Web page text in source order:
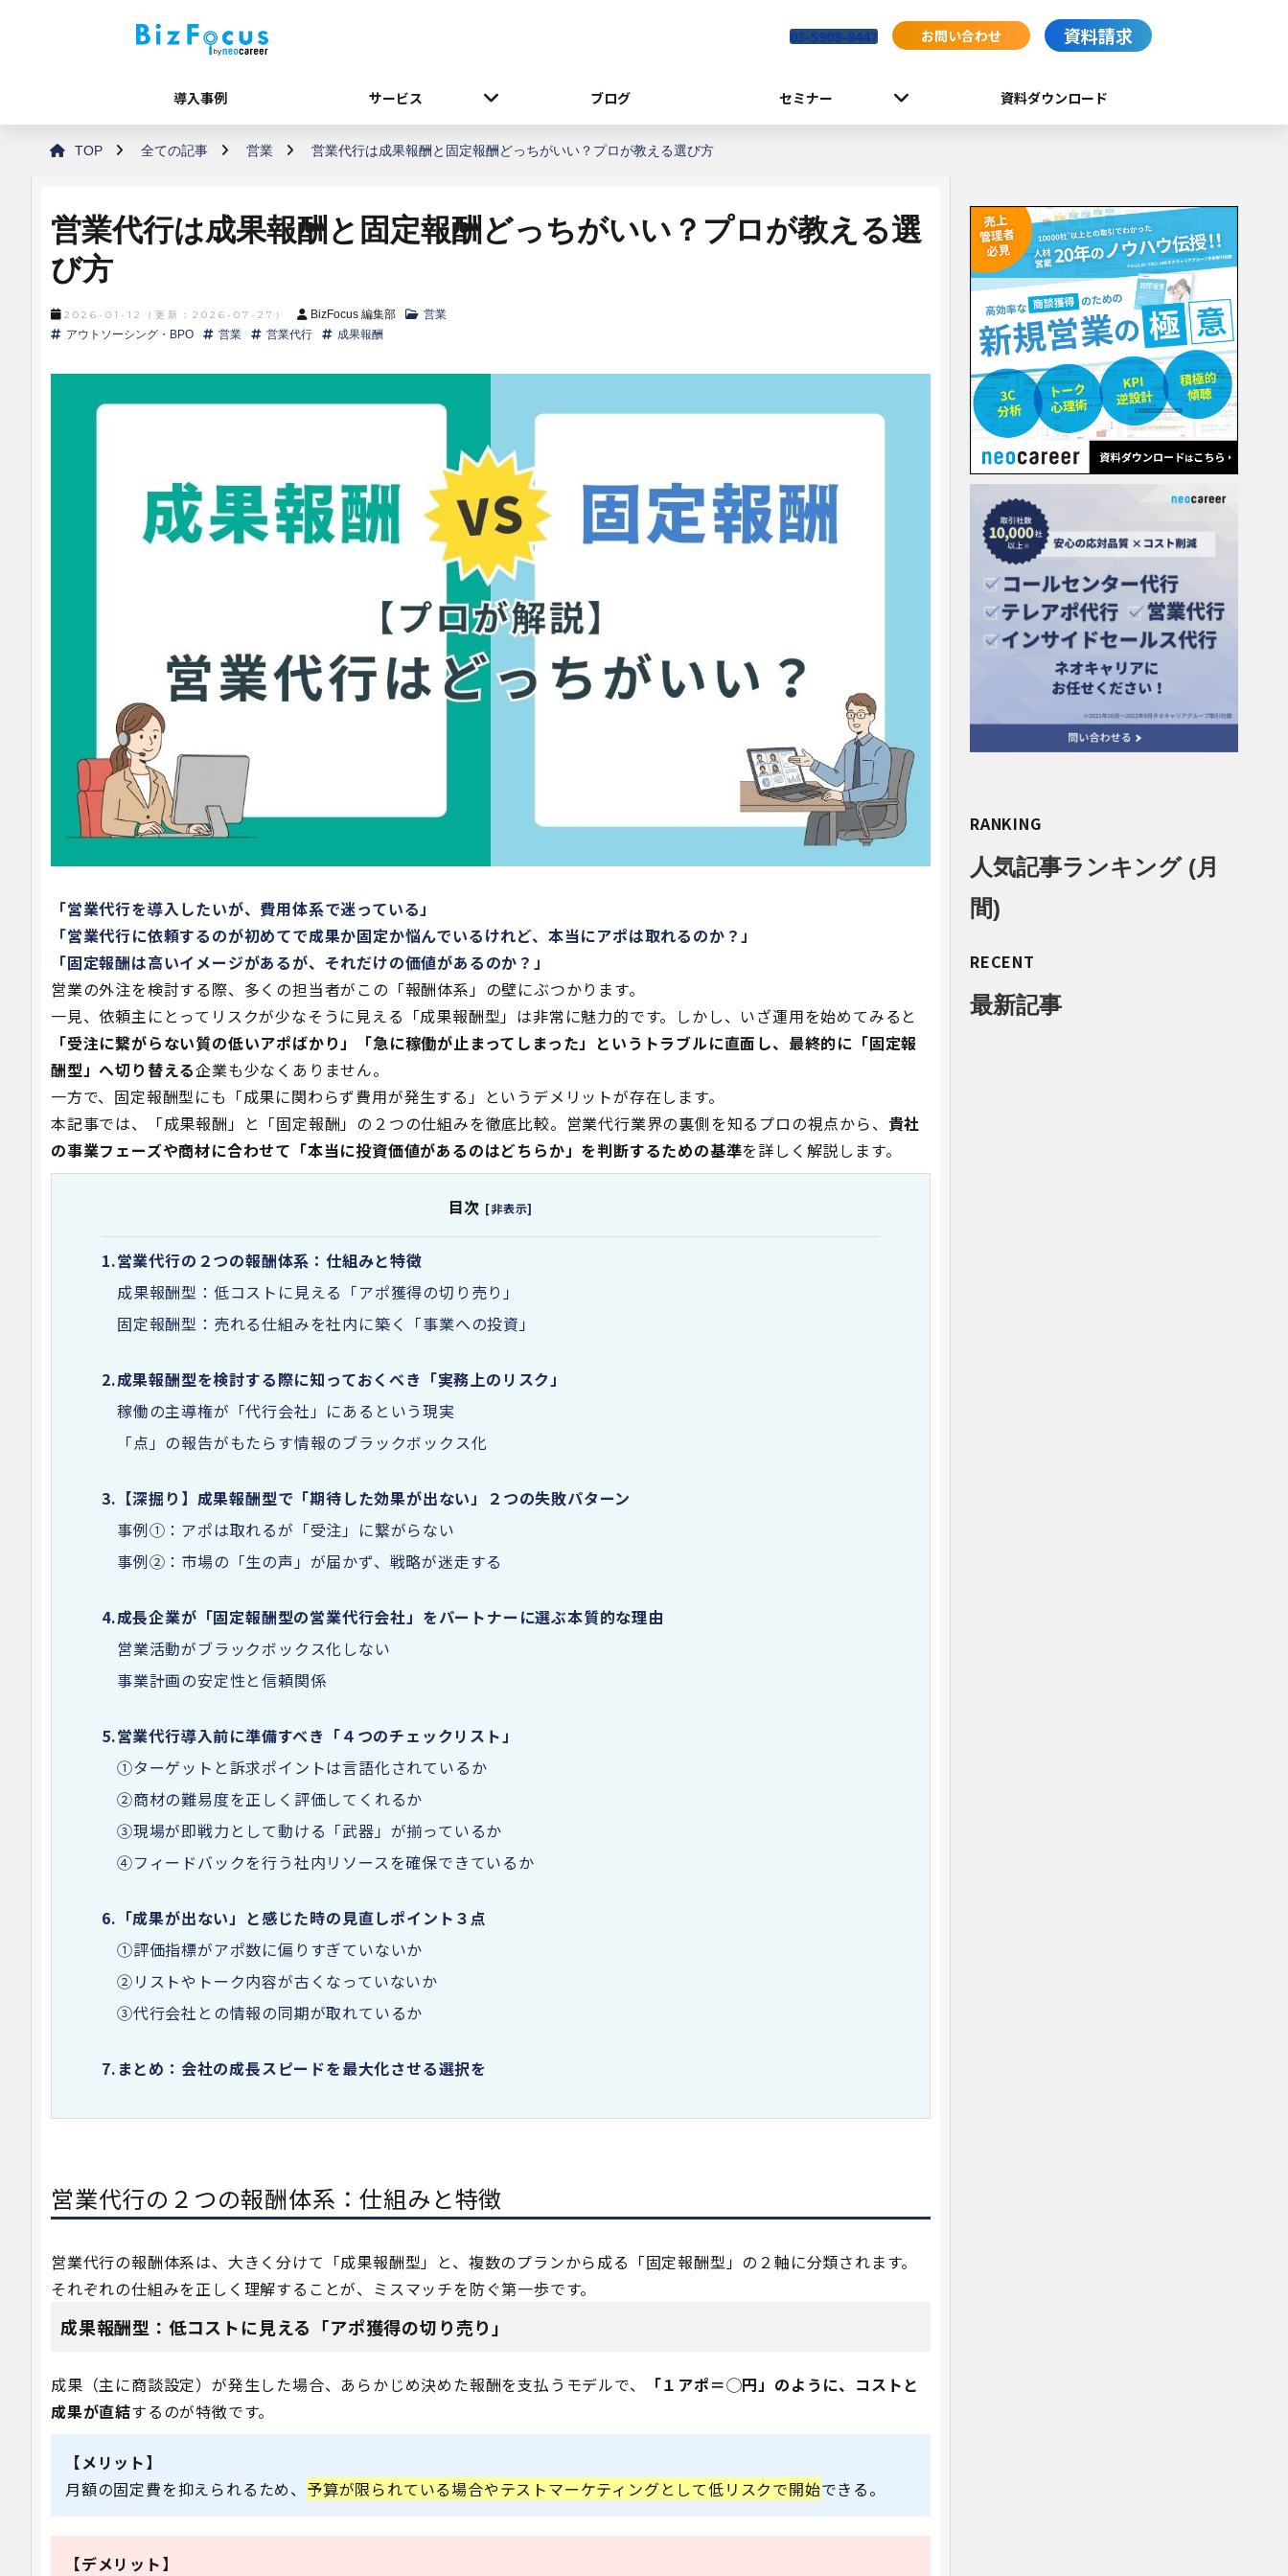
03-5908-8447 お問い合わせ 資料請求
導入事例 サービス ブログ セミナー 資料ダウンロード
TOP 全ての記事 営業 営業代行は成果報酬と固定報酬どっちがいい？プロが教える選び方
営業代行は成果報酬と固定報酬どっちがいい？プロが教える選
び方
2026-01-12 （更新： 2026-07-27 ） BizFocus 編集部
営業
アウトソーシング・BPO
営業 営業代行 成果報酬
「営業代行を導入したいが、費用体系で迷っている」
「営業代行に依頼するのが初めてで成果か固定か悩んでいるけれど、本当にアポは取れるのか？」
「固定報酬は高いイメージがあるが、それだけの価値があるのか？」
営業の外注を検討する際、多くの担当者がこの「報酬体系」の壁にぶつかります。
一見、依頼主にとってリスクが少なそうに見える「成果報酬型」は非常に魅力的です。しかし、いざ運用を始めてみると
「受注に繋がらない質の低いアポばかり」「急に稼働が止まってしまった」というトラブルに直面し、最終的に「固定報
酬型」へ切り替える企業も少なくありません。
一方で、固定報酬型にも「成果に関わらず費用が発生する」というデメリットが存在します。
本記事では、「成果報酬」と「固定報酬」の２つの仕組みを徹底比較。営業代行業界の裏側を知るプロの視点から、 貴社
の事業フェーズや商材に合わせて「本当に投資価値があるのはどちらか」を判断するための基準を詳しく解説します。
目次 [非表示]
1.営業代行の２つの報酬体系：仕組みと特徴
成果報酬型：低コストに見える「アポ獲得の切り売り」
固定報酬型：売れる仕組みを社内に築く「事業への投資」
2.成果報酬型を検討する際に知っておくべき「実務上のリスク」
稼働の主導権が「代行会社」にあるという現実
「点」の報告がもたらす情報のブラックボックス化
3. 【深掘り】成果報酬型で「期待した効果が出ない」２つの失敗パターン
事例①：アポは取れるが「受注」に繋がらない
事例②：市場の「生の声」が届かず、戦略が迷走する
4.成長企業が「固定報酬型の営業代行会社」をパートナーに選ぶ本質的な理由
営業活動がブラックボックス化しない
事業計画の安定性と信頼関係
5.営業代行導入前に準備すべき「４つのチェックリスト」
①ターゲットと訴求ポイントは言語化されているか
②商材の難易度を正しく評価してくれるか
③現場が即戦力として動ける「武器」が揃っているか
④フィードバックを行う社内リソースを確保できているか
6. 「成果が出ない」と感じた時の見直しポイント３点
①評価指標がアポ数に偏りすぎていないか
②リストやトーク内容が古くなっていないか
③代行会社との情報の同期が取れているか
7. まとめ：会社の成長スピードを最大化させる選択を
営業代行の２つの報酬体系：仕組みと特徴
営業代行の報酬体系は、大きく分けて「成果報酬型」と、複数のプランから成る「固定報酬型」の２軸に分類されます。
それぞれの仕組みを正しく理解することが、ミスマッチを防ぐ第一歩です。
成果報酬型：低コストに見える「アポ獲得の切り売り」
成果（主に商談設定）が発生した場合、あらかじめ決めた報酬を支払うモデルで、
「１アポ＝◯円」のように、コストと
成果が直結するのが特徴です。
【メリット】
月額の固定費を抑えられるため、 予算が限られている場合やテストマーケティングとして低リスクで開始できる。
【デメリット】
RANKING
人気記事ランキング (月
間)
RECENT
最新記事